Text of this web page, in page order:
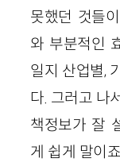
못했던 것들
와 부분적인
일지 산업별,
다. 그러고 나
책정보가 잘
게 쉽게 말이